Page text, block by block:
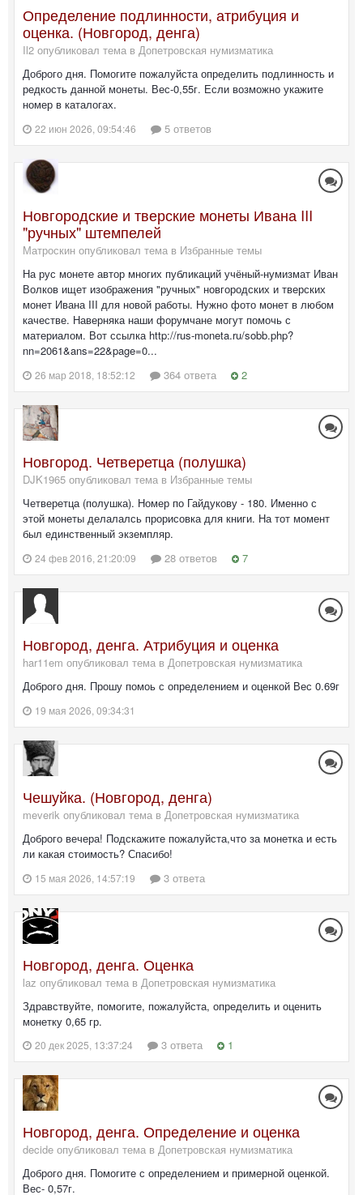
Определение подлинности, атрибуция и
оценка. (Новгород, денга)
Il2 опубликовал тема в Допетровская нумизматика
Доброго дня. Помогите пожалуйста определить подлинность и
редкость данной монеты. Вес-0,55г. Если возможно укажите
номер в каталогах.
22 июн 2026, 09:54:46 5 ответов
Новгородские и тверские монеты Ивана III
"ручных" штемпелей
Матроскин опубликовал тема в Избранные темы
На рус монете автор многих публикаций учёный-нумизмат Иван
Волков ищет изображения "ручных" новгородских и тверских
монет Ивана III для новой работы. Нужно фото монет в любом
качестве. Наверняка наши форумчане могут помочь с
материалом. Вот ссылка http://rus-moneta.ru/sobb.php?
nn=2061&ans=22&page=0...
26 мар 2018, 18:52:12 364 ответа 2
Новгород. Четверетца (полушка)
DJK1965 опубликовал тема в Избранные темы
Четверетца (полушка). Номер по Гайдукову - 180. Именно с
этой монеты делалалсь прорисовка для книги. На тот момент
был единственный экземпляр.
24 фев 2016, 21:20:09 28 ответов 7
Новгород, денга. Атрибуция и оценка
har11em опубликовал тема в Допетровская нумизматика
Доброго дня. Прошу помоь с определением и оценкой Вес 0.69г
19 мая 2026, 09:34:31
Чешуйка. (Новгород, денга)
meverik опубликовал тема в Допетровская нумизматика
Доброго вечера! Подскажите пожалуйста,что за монетка и есть
ли какая стоимость? Спасибо!
15 мая 2026, 14:57:19 3 ответа
Новгород, денга. Оценка
laz опубликовал тема в Допетровская нумизматика
Здравствуйте, помогите, пожалуйста, определить и оценить
монетку 0,65 гр.
20 дек 2025, 13:37:24 3 ответа 1
Новгород, денга. Определение и оценка
decide опубликовал тема в Допетровская нумизматика
Доброго дня. Помогите с определением и примерной оценкой.
Вес- 0,57г.